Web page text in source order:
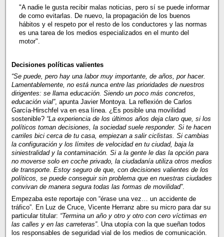
"A nadie le gusta recibir malas noticias, pero sí se puede informar
de como evitarlas. De nuevo, la propagación de los buenos
hábitos y el respeto por el resto de los conductores y las normas
es una tarea de los medios especializados en el munto del
motor".
Decisiones políticas valientes
“Se puede, pero hay una labor muy importante, de años, por hacer.
Lamentablemente, no está nunca entre las prioridades de nuestros
dirigentes: se llama educación. Siendo un poco más concretos,
educación vial”, apunta Javier Montoya. La reflexión de Carlos
García-Hirschfel va en esa línea. ¿Es posible una movilidad
sostenible?“La experiencia de los últimos años deja claro que, si los
políticos toman decisiones, la sociedad suele responder. Si te hacen
carriles bici cerca de tu casa, empiezan a salir ciclistas. Si cambias
la configuración y los límites de velocidad en tu ciudad, baja la
siniestralidad y la contaminación. Si a la gente le das la opción para
no moverse solo en coche privado, la ciudadanía utiliza otros medios
de transporte. Estoy seguro de que, con decisiones valientes de los
políticos, se puede conseguir sin problema que en nuestras ciudades
convivan de manera segura todas las formas de movilidad”.
Empezaba este reportaje con “érase una vez… un accidente de
tráfico”. En Luz de Cruce, Vicente Herranz abre su micro para dar su
particular titular: “Termina un año y otro y otro con cero víctimas en
las calles y en las carreteras”. Una utopía con la que sueñan todos
los responsables de seguridad vial de los medios de comunicación.